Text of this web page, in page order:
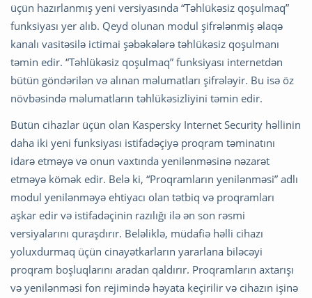
üçün hazırlanmış yeni versiyasında “Təhlükəsiz qoşulmaq”
funksiyası yer alıb. Qeyd olunan modul şifrələnmiş əlaqə
kanalı vasitəsilə ictimai şəbəkələrə təhlükəsiz qoşulmanı
təmin edir. “Təhlükəsiz qoşulmaq” funksiyası internetdən
bütün göndərilən və alınan məlumatları şifrələyir. Bu isə öz
növbəsində məlumatların təhlükəsizliyini təmin edir.
Bütün cihazlar üçün olan Kaspersky Internet Security həllinin
daha iki yeni funksiyası istifadəçiyə proqram təminatını
idarə etməyə və onun vaxtında yenilənməsinə nəzarət
etməyə kömək edir. Belə ki, “Proqramların yenilənməsi” adlı
modul yenilənməyə ehtiyacı olan tətbiq və proqramları
aşkar edir və istifadəçinin razılığı ilə ən son rəsmi
versiyalarını quraşdırır. Beləliklə, müdafiə həlli cihazı
yoluxdurmaq üçün cinayətkarların yararlana biləcəyi
proqram boşluqlarını aradan qaldırır. Proqramların axtarışı
və yenilənməsi fon rejimində həyata keçirilir və cihazın işinə